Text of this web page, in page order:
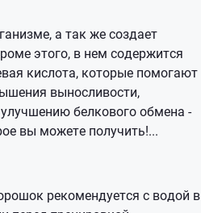
а так же создает
этого, в нем содержится
кислота, которые помогают
выносливости,
белкового обмена -
вы можете получить!...
рекомендуется с водой в